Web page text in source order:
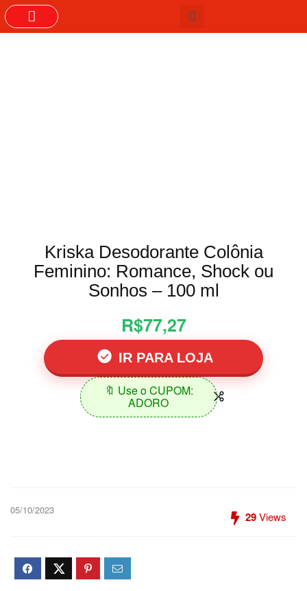
Kriska Desodorante Colônia
Feminino: Romance, Shock ou
Sonhos – 100 ml
R$77,27
IR PARA LOJA
🔖 Use o CUPOM:
ADORO
05/10/2023 29Views